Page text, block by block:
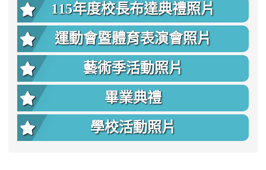
115年度校長布達典禮照片
運動會暨體育表演會照片
藝術季活動照片
畢業典禮
學校活動照片